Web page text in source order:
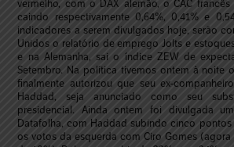
vermelho, com o DAX alemão, o CAC
caindo respectivamente 0,64%, 0,41% e
indicadores a serem divulgados hoje, serão
Unidos o relatório de emprego Jolts e
e na Alemanha, sai o índice ZEW de
Setembro. Na política tivemos ontem à noite
finalmente autorizou que seu ex-
Haddad, seja anunciado como seu
presidencial. Ainda ontem foi divulgada
Datafolha, com Haddad subindo cinco
os votos da esquerda com Ciro Gomes